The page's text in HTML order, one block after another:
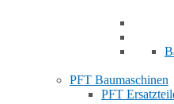
PFT Baumaschinen
PFT